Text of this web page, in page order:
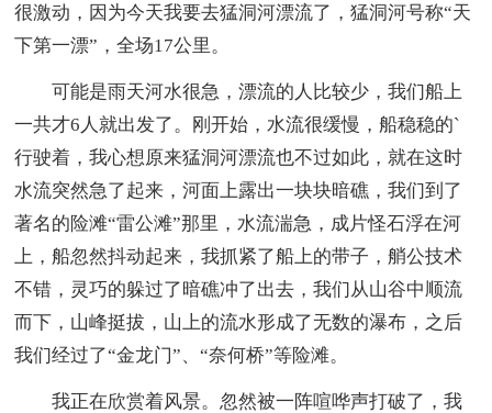
很激动，因为今天我要去猛洞河漂流了，猛洞河号称“天
下第一漂”，全场17公里。
可能是雨天河水很急，漂流的人比较少，我们船上
一共才6人就出发了。刚开始，水流很缓慢，船稳稳的`
行驶着，我心想原来猛洞河漂流也不过如此，就在这时
水流突然急了起来，河面上露出一块块暗礁，我们到了
著名的险滩“雷公滩”那里，水流湍急，成片怪石浮在河
上，船忽然抖动起来，我抓紧了船上的带子，艄公技术
不错，灵巧的躲过了暗礁冲了出去，我们从山谷中顺流
而下，山峰挺拔，山上的流水形成了无数的瀑布，之后
我们经过了“金龙门”、“奈何桥”等险滩。
我正在欣赏着风景。忽然被一阵喧哗声打破了，我